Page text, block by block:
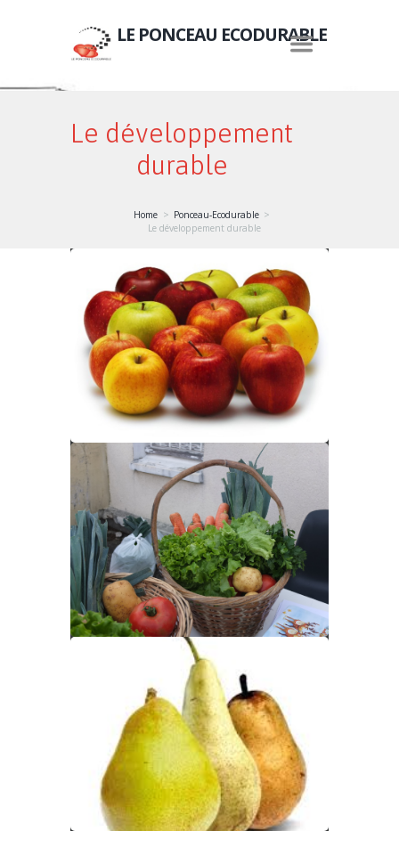
LE PONCEAU ECODURABLE
Le développement
durable
Home
Ponceau-Ecodurable
Le développement durable